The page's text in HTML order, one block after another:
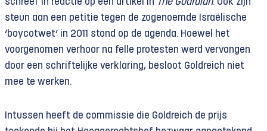
schreef in reactie op een artikel in The Guardian. Ook zijn
steun aan een petitie tegen de zogenoemde Israëlische
‘boycotwet’ in 2011 stond op de agenda. Hoewel het
voorgenomen verhoor na felle protesten werd vervangen
door een schriftelijke verklaring, besloot Goldreich niet
mee te werken.
Intussen heeft de commissie die Goldreich de prijs